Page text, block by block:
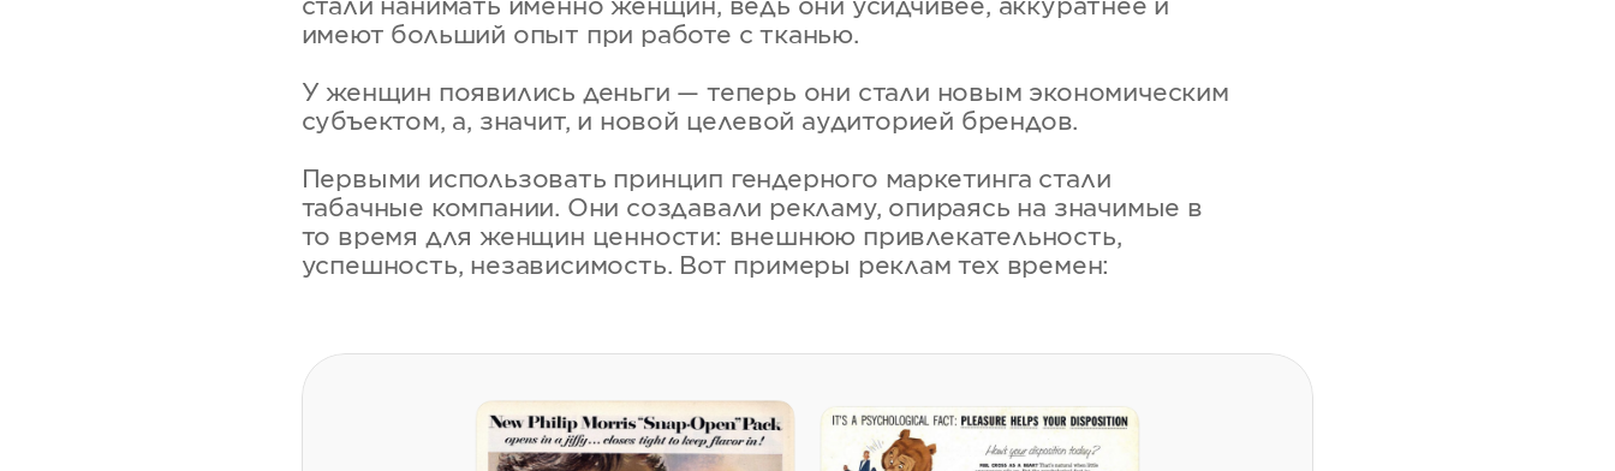
стали нанимать именно женщин, ведь они усидчивее, аккуратнее и
имеют больший опыт при работе с тканью.
У женщин появились деньги — теперь они стали новым экономическим
субъектом, а, значит, и новой целевой аудиторией брендов.
Первыми использовать принцип гендерного маркетинга стали
табачные компании. Они создавали рекламу, опираясь на значимые в
то время для женщин ценности: внешнюю привлекательность,
успешность, независимость. Вот примеры реклам тех времен: